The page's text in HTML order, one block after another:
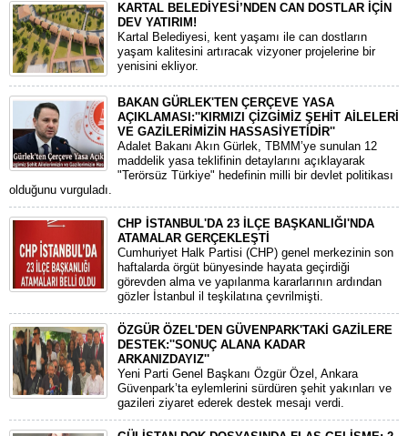
KARTAL BELEDİYESİ’NDEN CAN DOSTLAR İÇİN
DEV YATIRIM!
Kartal Belediyesi, kent yaşamı ile can dostların
yaşam kalitesini artıracak vizyoner projelerine bir
yenisini ekliyor.
BAKAN GÜRLEK'TEN ÇERÇEVE YASA
AÇIKLAMASI:''KIRMIZI ÇİZGİMİZ ŞEHİT AİLELERİ
VE GAZİLERİMİZİN HASSASİYETİDİR''
Adalet Bakanı Akın Gürlek, TBMM’ye sunulan 12
maddelik yasa teklifinin detaylarını açıklayarak
"Terörsüz Türkiye" hedefinin milli bir devlet politikası
olduğunu vurguladı.
CHP İSTANBUL'DA 23 İLÇE BAŞKANLIĞI'NDA
ATAMALAR GERÇEKLEŞTİ
​Cumhuriyet Halk Partisi (CHP) genel merkezinin son
haftalarda örgüt bünyesinde hayata geçirdiği
görevden alma ve yapılanma kararlarının ardından
gözler İstanbul il teşkilatına çevrilmişti.
ÖZGÜR ÖZEL'DEN GÜVENPARK'TAKİ GAZİLERE
DESTEK:''SONUÇ ALANA KADAR
ARKANIZDAYIZ''
​Yeni Parti Genel Başkanı Özgür Özel, Ankara
Güvenpark’ta eylemlerini sürdüren şehit yakınları ve
gazileri ziyaret ederek destek mesajı verdi.